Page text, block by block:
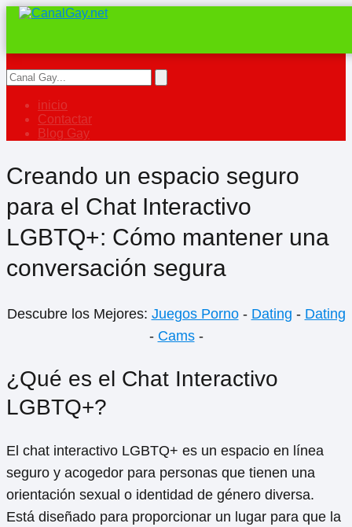
inicio
Contactar
Blog Gay
Creando un espacio seguro
para el Chat Interactivo
LGBTQ+: Cómo mantener una
conversación segura
Descubre los Mejores: Juegos Porno- Dating - Dating
- Cams-
¿Qué es el Chat Interactivo
LGBTQ+?
El chat interactivo LGBTQ+ es un espacio en línea
seguro y acogedor para personas que tienen una
orientación sexual o identidad de género diversa.
Está diseñado para proporcionar un lugar para que la